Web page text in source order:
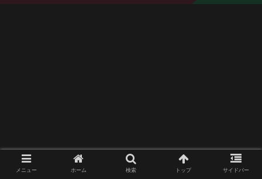
メニュー ホーム 検索 トップ サイドバー